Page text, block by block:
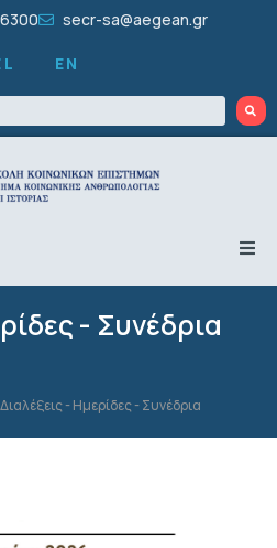
secr-sa@aegean.gr
EN
- Συνέδρια
Διαλέξεις - Ημερίδες - Συνέδρια